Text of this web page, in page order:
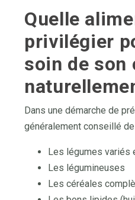
Quelle
privilégier
soin de
Dans une démarche de
généralement conseillé
Les légumes variés
Les légumineuses
Les céréales